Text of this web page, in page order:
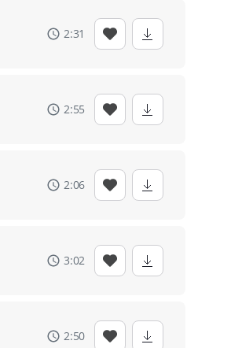
2:31
2:55
2:06
3:02
2:50